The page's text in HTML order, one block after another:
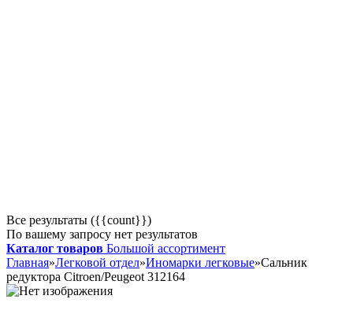
Все результаты ({{count}})
По вашему запросу нет результатов
Каталог товаров Большой ассортимент
Главная»Легковой отдел»Иномарки легковые»Сальник
редуктора Citroen/Peugeot 312164